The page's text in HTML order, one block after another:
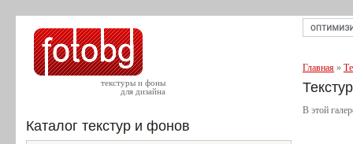
текстуры и фоны
для дизайна
Каталог текстур и фонов
Главная »
В этой